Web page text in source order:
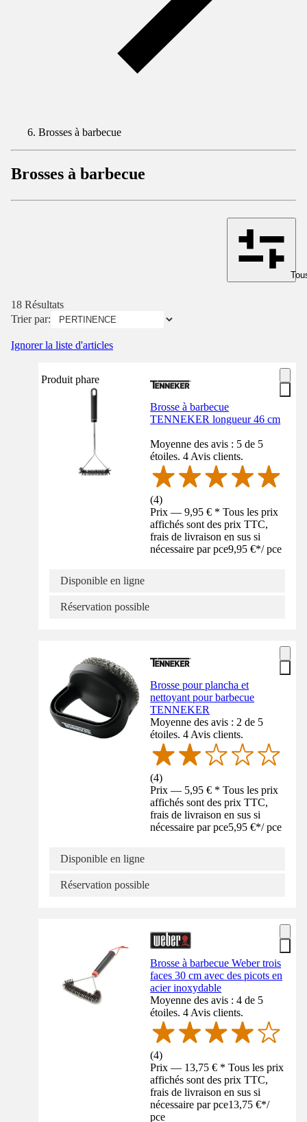
Brosses à barbecue
Brosses à barbecue
18 Résultats
Trier par:
Ignorer la liste d'articles
Produit phare
Brosse à barbecue
TENNEKER longueur 46 cm
Moyenne des avis : 5 de 5
étoiles. 4 Avis clients.
(4)
Prix — 9,95 € * Tous les prix
affichés sont des prix TTC,
frais de livraison en sus si
nécessaire par pce9,95 €*/ pce
Disponible en ligne
Réservation possible
Brosse pour plancha et
nettoyant pour barbecue
TENNEKER
Moyenne des avis : 2 de 5
étoiles. 4 Avis clients.
(4)
Prix — 5,95 € * Tous les prix
affichés sont des prix TTC,
frais de livraison en sus si
nécessaire par pce5,95 €*/ pce
Disponible en ligne
Réservation possible
Brosse à barbecue Weber trois
faces 30 cm avec des picots en
acier inoxydable
Moyenne des avis : 4 de 5
étoiles. 4 Avis clients.
(4)
Prix — 13,75 € * Tous les prix
affichés sont des prix TTC,
frais de livraison en sus si
nécessaire par pce13,75 €*/
pce